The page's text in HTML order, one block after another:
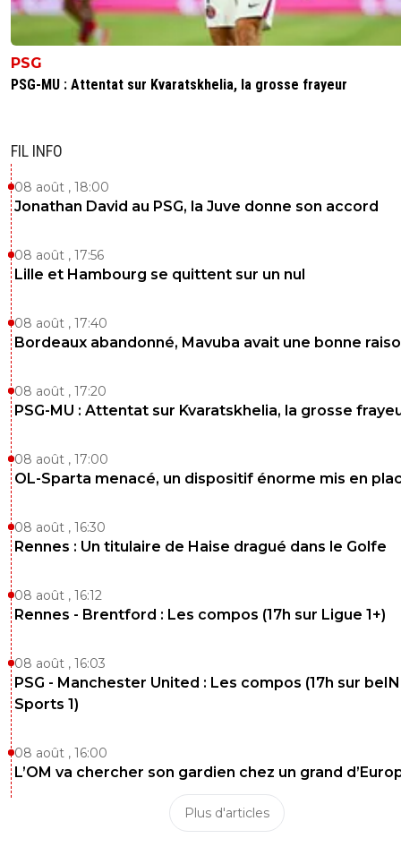
PSG
PSG-MU : Attentat sur Kvaratskhelia, la grosse frayeur
FIL INFO
08 août , 18:00
Jonathan David au PSG, la Juve donne son accord
08 août , 17:56
Lille et Hambourg se quittent sur un nul
08 août , 17:40
Bordeaux abandonné, Mavuba avait une bonne
08 août , 17:20
PSG-MU : Attentat sur Kvaratskhelia, la grosse
08 août , 17:00
OL-Sparta menacé, un dispositif énorme mis en
08 août , 16:30
Rennes : Un titulaire de Haise dragué dans le Golfe
08 août , 16:12
Rennes - Brentford : Les compos (17h sur Ligue 1+)
08 août , 16:03
PSG - Manchester United : Les compos (17h sur beIN
Sports 1)
08 août , 16:00
L’OM va chercher son gardien chez un grand
Plus d'articles